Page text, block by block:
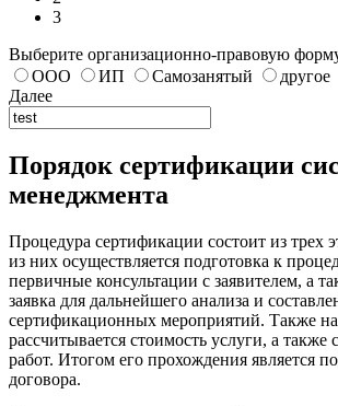
3
Выберите организационно-правовую
ООО
ИП Самозанятый
другое
Далее
Порядок сертификации
менеджмента
Процедура сертификации состоит из трех
из них осуществляется подготовка к
первичные консультации с заявителем, а
заявка для дальнейшего анализа и
сертификационных мероприятий. Также на
рассчитывается стоимость услуги, а
работ. Итогом его прохождения является
договора.